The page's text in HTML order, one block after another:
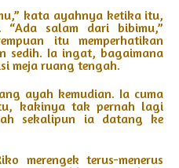
kata ayahnya ketika itu,
“Ada salam dari bibimu,”
itu memperhatikan
sedih. Ia ingat, bagaimana
meja ruang tengah.
ayah kemudian. Ia cuma
kakinya tak pernah lagi
sekalipun ia datang ke
merengek terus-menerus